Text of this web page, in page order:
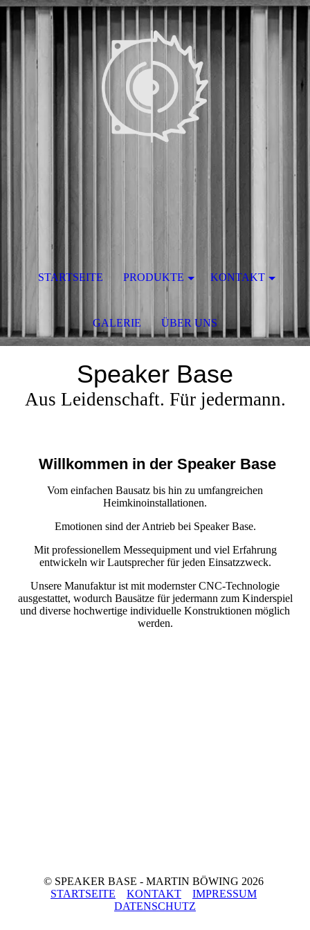
Speaker Base
Aus Leidenschaft. Für jedermann.
Willkommen in der Speaker Base
Vom einfachen Bausatz bis hin zu umfangreichen
Heimkinoinstallationen.
Emotionen sind der Antrieb bei Speaker Base.
Mit professionellem Messequipment und viel Erfahrung
entwickeln wir Lautsprecher für jeden Einsatzzweck.
Unsere Manufaktur ist mit modernster CNC-Technologie
ausgestattet, wodurch Bausätze für jedermann zum Kinderspiel
und diverse hochwertige individuelle Konstruktionen möglich
werden.
© SPEAKER BASE - MARTIN BÖWING 2026
STARTSEITE
KONTAKT
IMPRESSUM
DATENSCHUTZ
STARTSEITE PRODUKTE KONTAKT
GALERIE ÜBER UNS